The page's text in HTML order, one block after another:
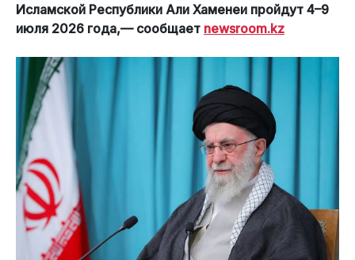
Исламской Республики Али Хаменеи пройдут 4–9
июля 2026 года,— сообщает newsroom.kz